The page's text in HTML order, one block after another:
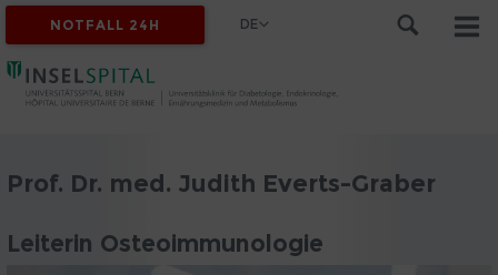
NOTFALL 24H DE
Prof. Dr. med. Judith Everts-Graber
Leiterin Osteoimmunologie